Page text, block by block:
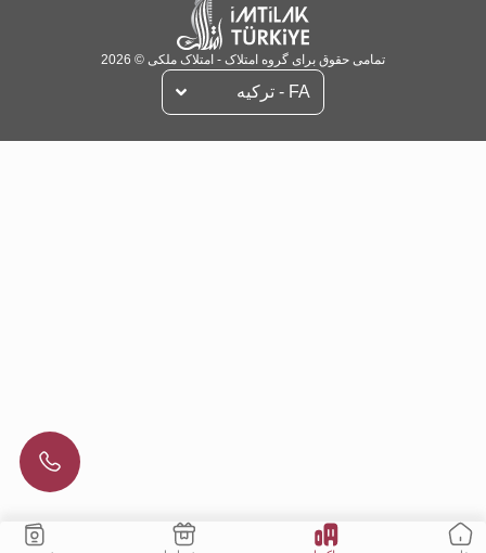
تمامی حقوق برای گروه امتلاک - امتلاک ملکی © 2026
FA - تركيه